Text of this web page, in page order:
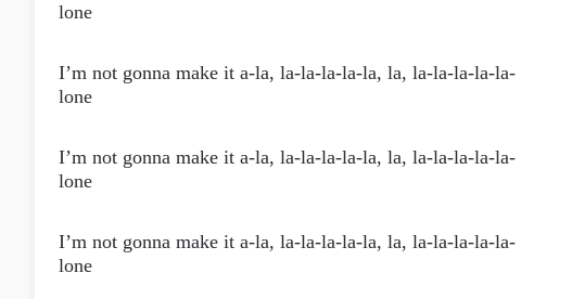
lone
I’m not gonna make it a-la, la-la-la-la-la, la, la-la-la-la-la-
lone
I’m not gonna make it a-la, la-la-la-la-la, la, la-la-la-la-la-
lone
I’m not gonna make it a-la, la-la-la-la-la, la, la-la-la-la-la-
lone